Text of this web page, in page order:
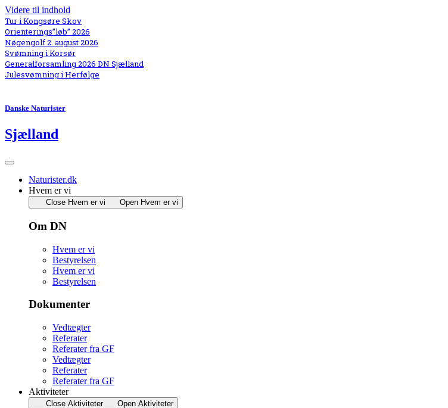
Videre til indhold
Tur i Kongsøre Skov
Orienterings”løb” 2026
Nøgengolf 2. august 2026
Svømning i Korsør
Generalforsamling 2026 DN Sjælland
Julesvømning i Herfølge
Danske Naturister
Sjælland
Naturister.dk
Hvem er vi
Close Hvem er vi Open Hvem er vi
Om DN
Hvem er vi
Bestyrelsen
Hvem er vi
Bestyrelsen
Dokumenter
Vedtægter
Referater
Referater fra GF
Vedtægter
Referater
Referater fra GF
Aktiviteter
Close Aktiviteter Open Aktiviteter